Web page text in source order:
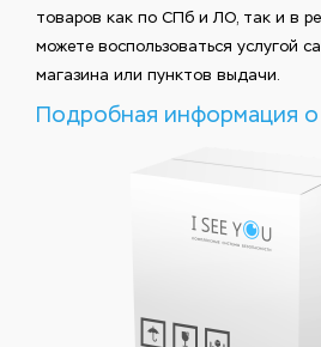
товаров как по СПб и ЛО, так и в
можете воспользоваться услугой
магазина или пунктов выдачи.
Подробная информация о